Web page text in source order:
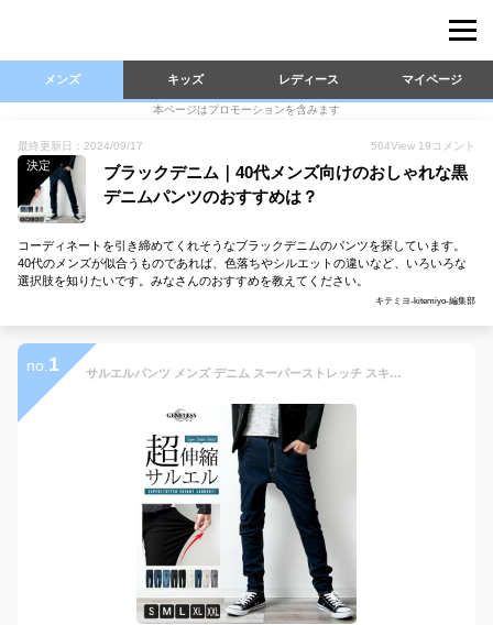
メンズ キッズ レディース マイページ
本ページはプロモーションを含みます
最終更新日：2024/09/17 564View 19 コメント
決定
ブラックデニム｜40代メンズ向けのおしゃれな黒
デニムパンツのおすすめは？
コーディネートを引き締めてくれそうなブラックデニムのパンツを探しています。
40代のメンズが似合うものであれば、色落ちやシルエットの違いなど、いろいろな
選択肢を知りたいです。みなさんのおすすめを教えてください。
キテミヨ-kitemiyo-編集部
no. 1 サルエルパンツ メンズ デニム スーパーストレッチ スキニーパンツ テーパード ジーンズ メンズファッション チノパン カラーパンツ ちょいサルエル 超伸縮 インディゴ ベージュ 黒 ブラック S M L LL XL 春 秋 ジェネレス